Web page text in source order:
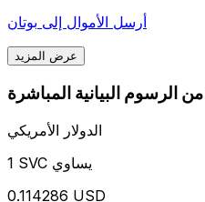
أرسل الأموال إلى بوتان
عرض المزيد
الدولار الأمريكي
1 SVC يساوي
0.114286 USD